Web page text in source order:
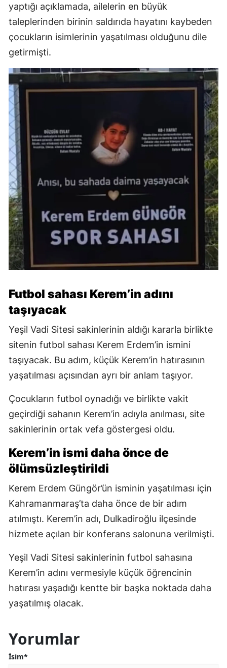
yaptığı açıklamada, ailelerin en büyük
taleplerinden birinin saldırıda hayatını kaybeden
çocukların isimlerinin yaşatılması olduğunu dile
getirmişti.
Futbol sahası Kerem’in adını
taşıyacak
Yeşil Vadi Sitesi sakinlerinin aldığı kararla birlikte
sitenin futbol sahası Kerem Erdem’in ismini
taşıyacak. Bu adım, küçük Kerem’in hatırasının
yaşatılması açısından ayrı bir anlam taşıyor.
Çocukların futbol oynadığı ve birlikte vakit
geçirdiği sahanın Kerem’in adıyla anılması, site
sakinlerinin ortak vefa göstergesi oldu.
Kerem’in ismi daha önce de
ölümsüzleştirildi
Kerem Erdem Güngör’ün isminin yaşatılması için
Kahramanmaraş’ta daha önce de bir adım
atılmıştı. Kerem’in adı, Dulkadiroğlu ilçesinde
hizmete açılan bir konferans salonuna verilmişti.
Yeşil Vadi Sitesi sakinlerinin futbol sahasına
Kerem’in adını vermesiyle küçük öğrencinin
hatırası yaşadığı kentte bir başka noktada daha
yaşatılmış olacak.
Yorumlar
İsim*